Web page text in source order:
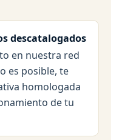
descatalogados
en nuestra red
es posible, te
homologada
de tu